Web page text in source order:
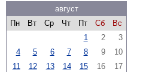
август
Пн
Вт Ср Чт Пт Сб
Вс
1
2
3
4
5 6 7 8 9
10
11
12 13 14 15 16
17